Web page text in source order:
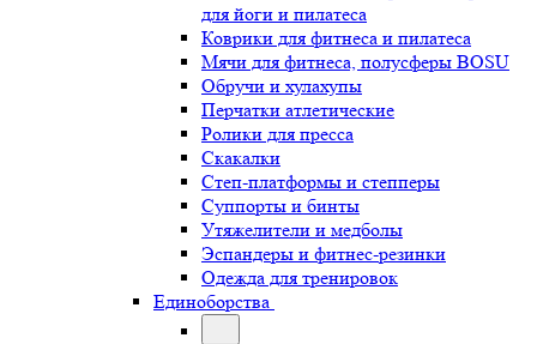
для йоги и пилатеса
Коврики для фитнеса и пилатеса
Мячи для фитнеса, полусферы BOSU
Обручи и хулахупы
Перчатки атлетические
Ролики для пресса
Скакалки
Степ-платформы и степперы
Суппорты и бинты
Утяжелители и медболы
Эспандеры и фитнес-резинки
Одежда для тренировок
Единоборства